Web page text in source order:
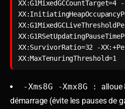
XX:G1MixedGCCountTarget=4 -
XX:SurvivorRatio=32 -
-Xms8G -Xmx8G :
alloue
démarrage (évite les pauses de